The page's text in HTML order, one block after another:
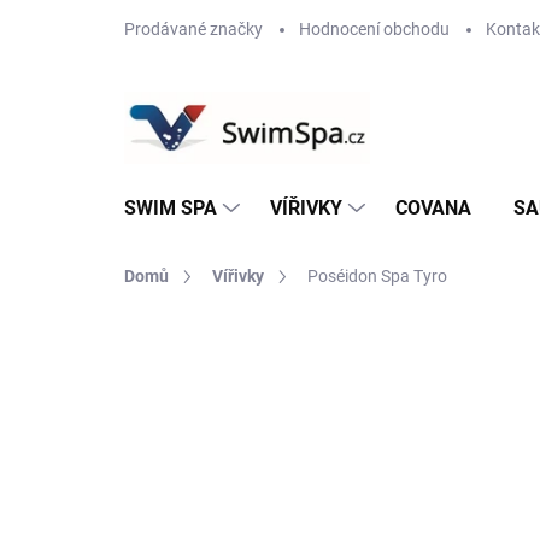
Prodávané značky Hodnocení obchodu
SWIM SPA VÍŘIVKY COVANA
Domů Vířivky Poséidon Spa Tyro